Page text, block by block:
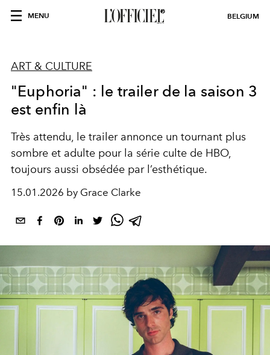
MENU BELGIUM
ART & CULTURE
"Euphoria" : le trailer de la saison 3
est enfin là
Très attendu, le trailer annonce un tournant plus
sombre et adulte pour la série culte de HBO,
toujours aussi obsédée par l’esthétique.
15.01.2026 by Grace Clarke